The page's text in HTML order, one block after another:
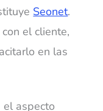
Seonet.
el cliente,
en las
el aspecto